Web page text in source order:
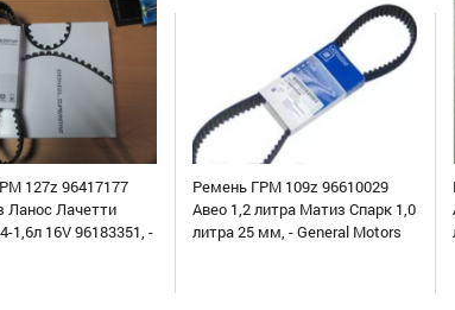
127z 96417177
Ланос Лачетти
1,6л 16V 96183351, -
Ремень ГРМ 109z 96610029
Авео 1,2 литра Матиз Спарк 1,0
литра 25 мм, - General Motors